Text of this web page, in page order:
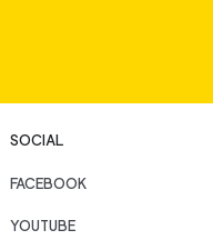
SOCIAL
FACEBOOK
YOUTUBE